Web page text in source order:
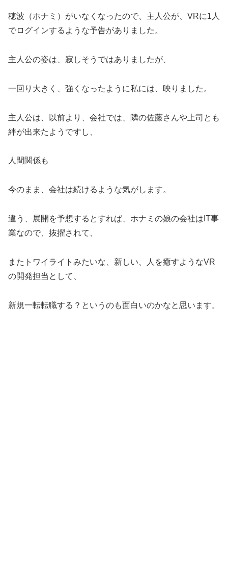
穂波（ホナミ）がいなくなったので、主人公が、VRに1人
でログインするような予告がありました。
主人公の姿は、寂しそうではありましたが、
一回り大きく、強くなったように私には、映りました。
主人公は、以前より、会社では、隣の佐藤さんや上司とも
絆が出来たようですし、
人間関係も
今のまま、会社は続けるような気がします。
違う、展開を予想するとすれば、ホナミの娘の会社はIT事
業なので、抜擢されて、
またトワイライトみたいな、新しい、人を癒すようなVR
の開発担当として、
新規一転転職する？というのも面白いのかなと思います。